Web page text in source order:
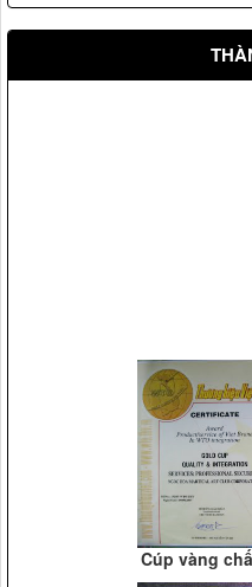
chính trị, trưởng ban
Vệ sỹ Võ Đường Ngọc
Cúp vàng